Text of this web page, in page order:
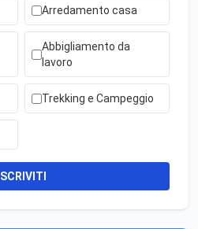
Arredamento casa
Abbigliamento da
lavoro
Trekking e Campeggio
ISCRIVITI